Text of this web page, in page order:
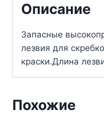
Описание
Запасные
лезвия для
краски.Длина
Похожие